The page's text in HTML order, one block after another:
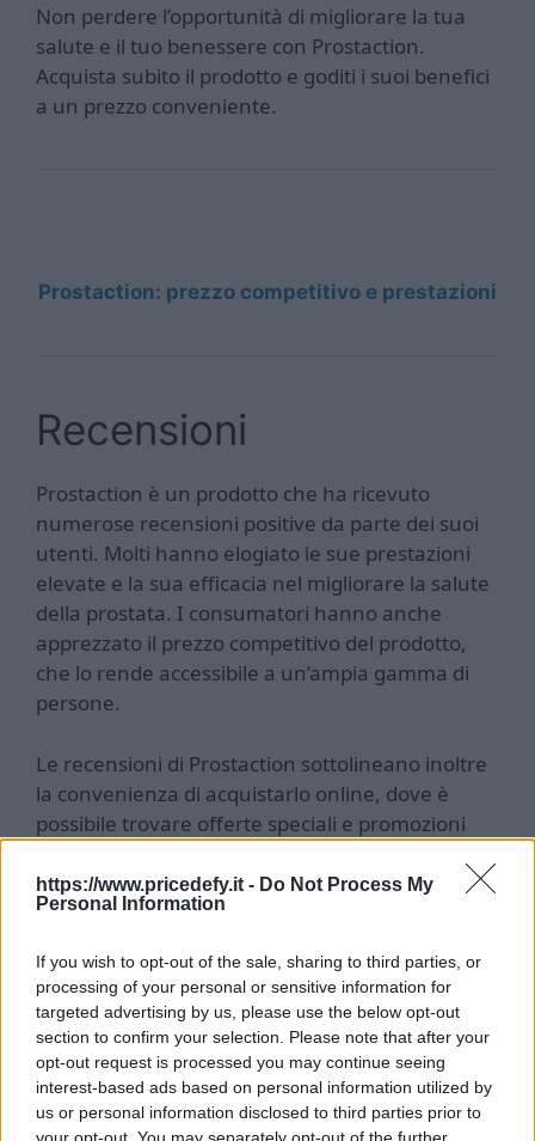
https://www.pricedefy.it - Do Not Process My
Personal Information
If you wish to opt-out of the sale, sharing to third parties, or
processing of your personal or sensitive information for
targeted advertising by us, please use the below opt-out
section to confirm your selection. Please note that after your
opt-out request is processed you may continue seeing
interest-based ads based on personal information utilized by
us or personal information disclosed to third parties prior to
your opt-out. You may separately opt-out of the further
Non perdere l’opportunità di migliorare la tua
salute e il tuo benessere con Prostaction.
Acquista subito il prodotto e goditi i suoi benefici
a un prezzo conveniente.
Prostaction: prezzo competitivo e prestazioni
Recensioni
Prostaction è un prodotto che ha ricevuto
numerose recensioni positive da parte dei suoi
utenti. Molti hanno elogiato le sue prestazioni
elevate e la sua efficacia nel migliorare la salute
della prostata. I consumatori hanno anche
apprezzato il prezzo competitivo del prodotto,
che lo rende accessibile a un’ampia gamma di
persone.
Le recensioni di Prostaction sottolineano inoltre
la convenienza di acquistarlo online, dove è
possibile trovare offerte speciali e promozioni
priva di effetti collaterali, molti utenti hanno
riportato di aver ottenuto risultati positivi senza
In conclusione, Prostaction sembra essere un
prodotto molto apprezzato dai suoi consumatori,
che lo consigliano per chiunque desideri
migliorare la salute della prostata in modo
efficace e conveniente. Se sei interessato a